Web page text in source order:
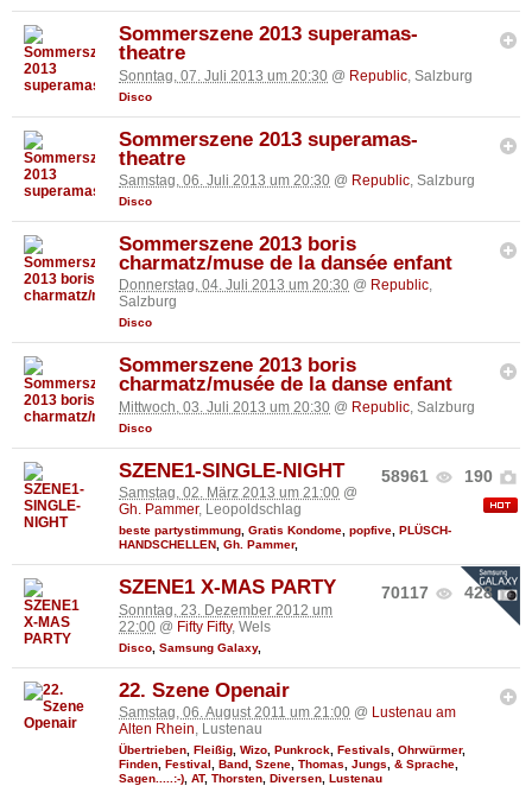
Sommerszene 2013 superamas-
theatre
Sonntag, 07. Juli 2013 um 20:30 @ Republic , Salzburg
Disco
Sommerszene 2013 superamas-
theatre
Samstag, 06. Juli 2013 um 20:30 @ Republic, Salzburg
Disco
Sommerszene 2013 boris
charmatz/muse de la dansée enfant
Donnerstag, 04. Juli 2013 um 20:30 @ Republic,
Salzburg
Disco
Sommerszene 2013 boris
charmatz/musée de la danse enfant
Mittwoch, 03. Juli 2013 um 20:30 @ Republic, Salzburg
Disco
58961 190
SZENE1-SINGLE-NIGHT
Samstag, 02. März 2013 um 21:00 @
Gh. Pammer, Leopoldschlag
beste partystimmung, Gratis Kondome, popfive, PLÜSCH-
HANDSCHELLEN, Gh. Pammer,
70117 428
SZENE1 X-MAS PARTY
Sonntag, 23. Dezember 2012 um
22:00 @ Fifty Fifty, Wels
Disco Samsung Galaxy,
22. Szene Openair
Samstag, 06. August 2011 um 21:00 @ Lustenau am
Alten Rhein, Lustenau
Übertrieben Fleißig Wizo Punkrock Festivals Ohrwürmer,
Finden Festival Band Szene Thomas Jungs & Sprache
Sagen.....:-) AT, Thorsten Diversen Lustenau